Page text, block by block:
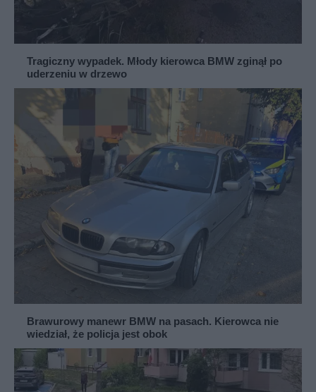
Tragiczny wypadek. Młody kierowca BMW zginął po
uderzeniu w drzewo
Brawurowy manewr BMW na pasach. Kierowca nie
wiedział, że policja jest obok